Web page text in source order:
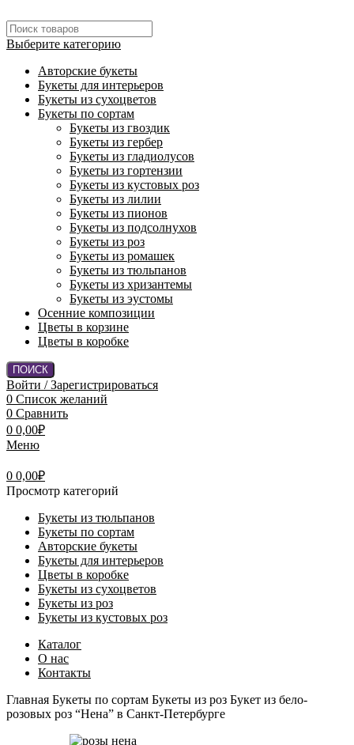
Выберите категорию
Авторские букеты
Букеты для интерьеров
Букеты из сухоцветов
Букеты по сортам
Букеты из гвоздик
Букеты из гербер
Букеты из гладиолусов
Букеты из гортензии
Букеты из кустовых роз
Букеты из лилии
Букеты из пионов
Букеты из подсолнухов
Букеты из роз
Букеты из ромашек
Букеты из тюльпанов
Букеты из хризантемы
Букеты из эустомы
Осенние композиции
Цветы в корзине
Цветы в коробке
ПОИСК
Войти / Зарегистрироваться
0 Список желаний
0 Сравнить
0 0,00₽
Меню
0 0,00₽
Просмотр категорий
Букеты из тюльпанов
Букеты по сортам
Авторские букеты
Букеты для интерьеров
Цветы в коробке
Букеты из сухоцветов
Букеты из роз
Букеты из кустовых роз
Каталог
О нас
Контакты
Главная Букеты по сортам Букеты из роз Букет из бело-
розовых роз “Нена” в Санкт-Петербурге